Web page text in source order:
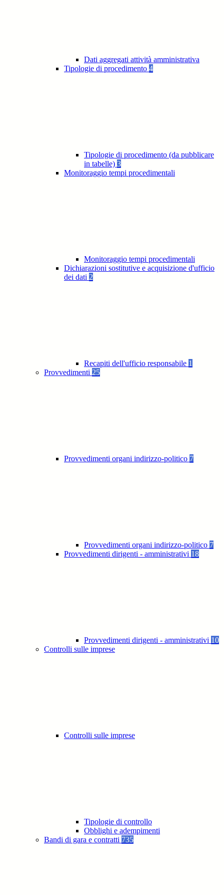
Dati aggregati attività amministrativa
Tipologie di procedimento 4
Tipologie di procedimento (da pubblicare
in tabelle) 3
Monitoraggio tempi procedimentali
Monitoraggio tempi procedimentali
Dichiarazioni sostitutive e acquisizione d'ufficio
dei dati 2
Recapiti dell'ufficio responsabile 1
Provvedimenti 25
Provvedimenti organi indirizzo-politico 7
Provvedimenti organi indirizzo-politico 7
Provvedimenti dirigenti - amministrativi 18
Provvedimenti dirigenti - amministrativi 10
Controlli sulle imprese
Controlli sulle imprese
Tipologie di controllo
Obblighi e adempimenti
Bandi di gara e contratti 735